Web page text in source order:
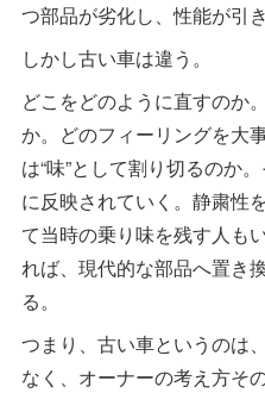
つ部品が劣化し、性能が引
しかし古い車は違う。
どこをどのように直すのか
か。どのフィーリングを大
は“味”として割り切るのか
に反映されていく。静粛性
て当時の乗り味を残す人も
れば、現代的な部品へ置き
る。
つまり、古い車というのは
なく、オーナーの考え方そ